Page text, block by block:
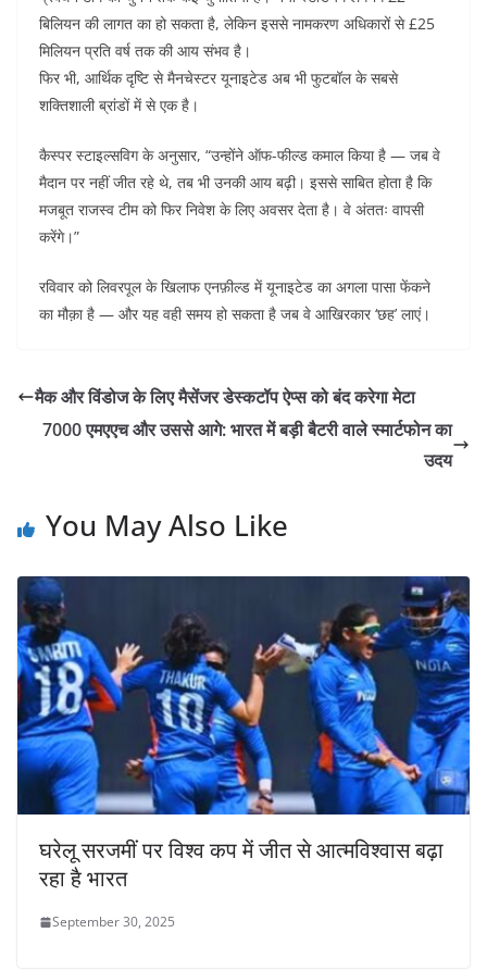
बिलियन की लागत का हो सकता है, लेकिन इससे नामकरण अधिकारों से £25
मिलियन प्रति वर्ष तक की आय संभव है।
फिर भी, आर्थिक दृष्टि से मैनचेस्टर यूनाइटेड अब भी फुटबॉल के सबसे
शक्तिशाली ब्रांडों में से एक है।
कैस्पर स्टाइल्सविग के अनुसार, “उन्होंने ऑफ-फील्ड कमाल किया है — जब वे
मैदान पर नहीं जीत रहे थे, तब भी उनकी आय बढ़ी। इससे साबित होता है कि
मजबूत राजस्व टीम को फिर निवेश के लिए अवसर देता है। वे अंततः वापसी
करेंगे।”
रविवार को लिवरपूल के खिलाफ एनफ़ील्ड में यूनाइटेड का अगला पासा फेंकने
का मौक़ा है — और यह वही समय हो सकता है जब वे आखिरकार ‘छह’ लाएं।
मैक और विंडोज के लिए मैसेंजर डेस्कटॉप ऐप्स को बंद करेगा मेटा
7000 एमएएच और उससे आगे: भारत में बड़ी बैटरी वाले स्मार्टफोन का
उदय
You May Also Like
घरेलू सरजमीं पर विश्व कप में जीत से आत्मविश्वास बढ़ा
रहा है भारत
September 30, 2025